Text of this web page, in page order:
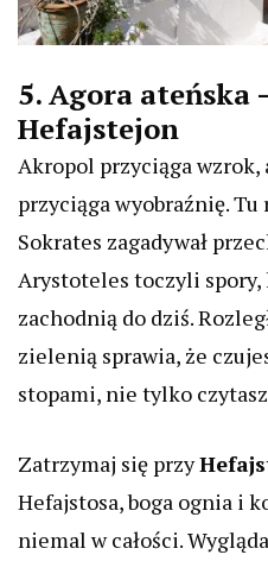
5. Agora ateńska
Hefajstejon
Akropol przyciąga wzrok,
przyciąga wyobraźnię. Tu
Sokrates zagadywał
Arystoteles toczyli spory,
zachodnią do dziś.
zielenią sprawia, że
stopami, nie tylko
Zatrzymaj się przy
Hefajstosa, boga ognia i
niemal w całości.